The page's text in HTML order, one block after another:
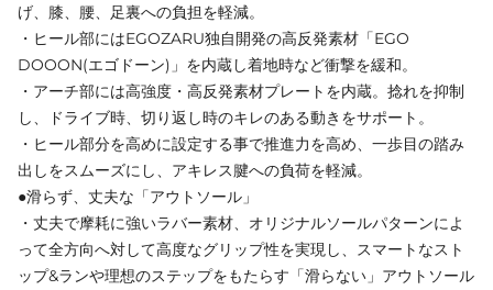
げ、膝、腰、足裏への負担を軽減。
・ヒール部にはEGOZARU独自開発の高反発素材「EGO
DOOON(エゴドーン)」を内蔵し着地時など衝撃を緩和。
・アーチ部には高強度・高反発素材プレートを内蔵。捻れを抑制
し、ドライブ時、切り返し時のキレのある動きをサポート。
・ヒール部分を高めに設定する事で推進力を高め、一歩目の踏み
出しをスムーズにし、アキレス腱への負荷を軽減。
●滑らず、丈夫な「アウトソール」
・丈夫で摩耗に強いラバー素材、オリジナルソールパターンによ
って全方向へ対して高度なグリップ性を実現し、スマートなスト
ップ&ランや理想のステップをもたらす「滑らない」アウトソール